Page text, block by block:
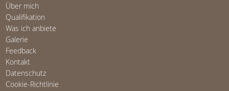
Über mich
Qualifikation
Was ich anbiete
Galerie
Feedback
Kontakt
Datenschutz
Cookie-Richtlinie